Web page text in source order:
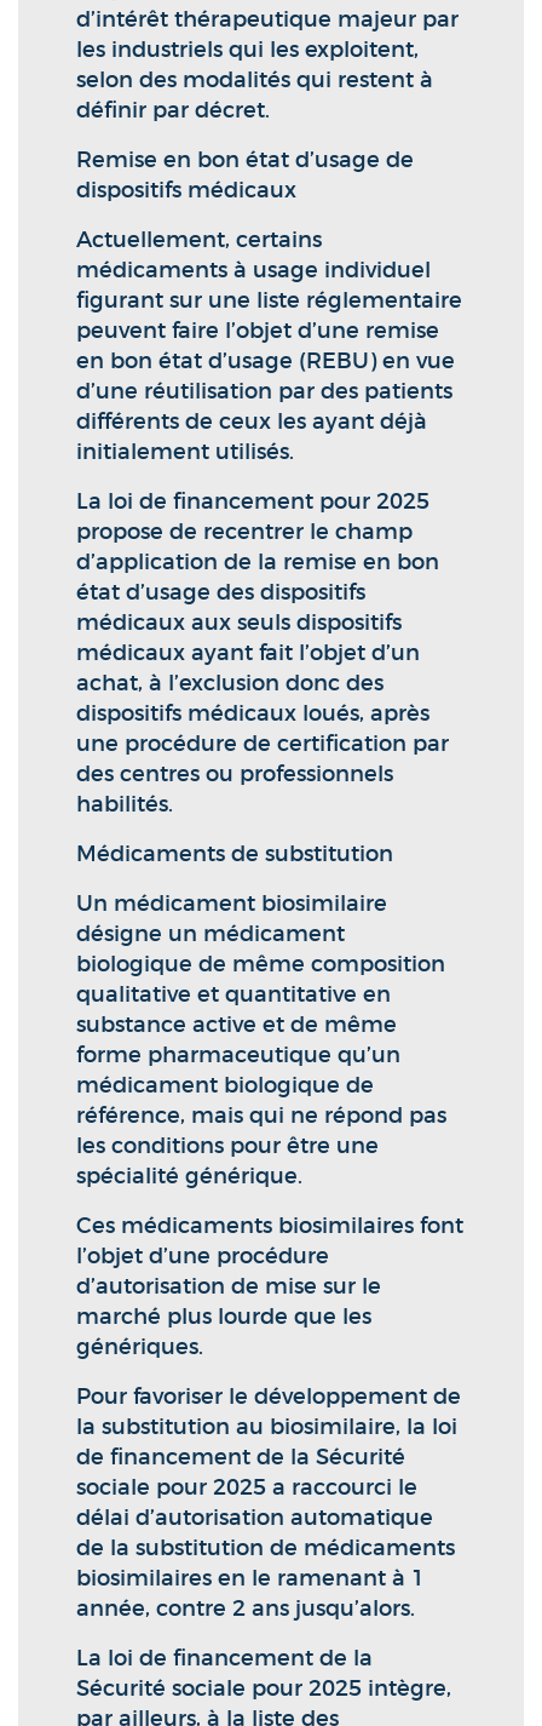
d’intérêt thérapeutique majeur par
les industriels qui les exploitent,
selon des modalités qui restent à
définir par décret.
Remise en bon état d’usage de
dispositifs médicaux
Actuellement, certains
médicaments à usage individuel
figurant sur une liste réglementaire
peuvent faire l’objet d’une remise
en bon état d’usage (REBU) en vue
d’une réutilisation par des patients
différents de ceux les ayant déjà
initialement utilisés.
La loi de financement pour 2025
propose de recentrer le champ
d’application de la remise en bon
état d’usage des dispositifs
médicaux aux seuls dispositifs
médicaux ayant fait l’objet d’un
achat, à l’exclusion donc des
dispositifs médicaux loués, après
une procédure de certification par
des centres ou professionnels
habilités.
Médicaments de substitution
Un médicament biosimilaire
désigne un médicament
biologique de même composition
qualitative et quantitative en
substance active et de même
forme pharmaceutique qu’un
médicament biologique de
référence, mais qui ne répond pas
les conditions pour être une
spécialité générique.
Ces médicaments biosimilaires font
l’objet d’une procédure
d’autorisation de mise sur le
marché plus lourde que les
génériques.
Pour favoriser le développement de
la substitution au biosimilaire, la loi
de financement de la Sécurité
sociale pour 2025 a raccourci le
délai d’autorisation automatique
de la substitution de médicaments
biosimilaires en le ramenant à 1
année, contre 2 ans jusqu’alors.
La loi de financement de la
Sécurité sociale pour 2025 intègre,
par ailleurs, à la liste des